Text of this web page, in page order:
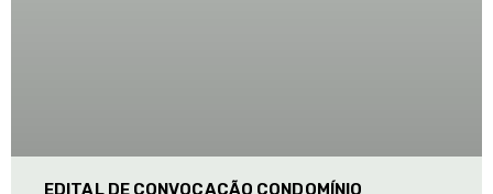
EDITAL DE CONVOCAÇÃO CONDOMÍNIO